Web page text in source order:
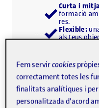
Curta i
formació
res.
Flexible:
als teus
Fem servircookies
correctament totes les
finalitats analítiques i
personalitzada d'acord